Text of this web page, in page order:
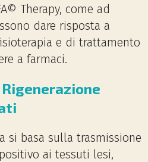
Therapy, come ad
dare risposta a
e di trattamento
a farmaci.
si basa sulla trasmissione
ai tessuti lesi,